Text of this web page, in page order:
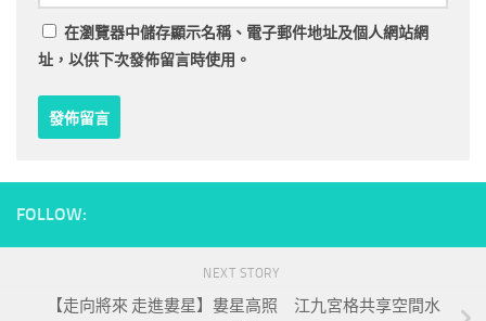
在瀏覽器中儲存顯示名稱、電子郵件地址及個人網站網
址，以供下次發佈留言時使用。
FOLLOW:
NEXT STORY
【走向將來 走進婁星】婁星高照 江九宮格共享空間水